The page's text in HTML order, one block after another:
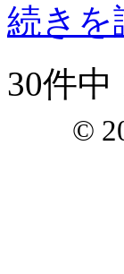
続きを
30件中
©